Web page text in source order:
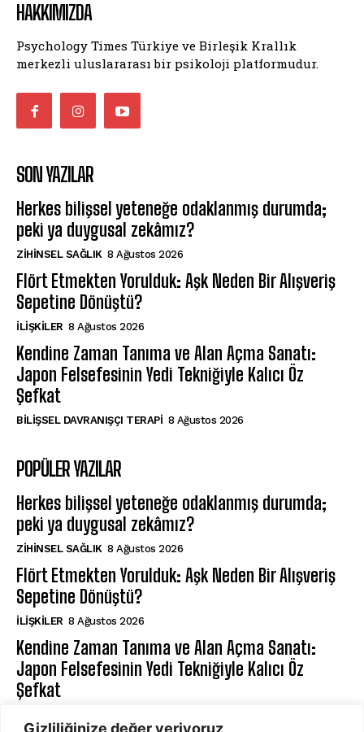
Gizliliğinize değer veriyoruz
HAKKIMIZDA
Psychology Times Türkiye ve Birleşik Krallık
merkezli uluslararası bir psikoloji platformudur.
SON YAZILAR
Herkes bilişsel yeteneğe odaklanmış durumda;
peki ya duygusal zekâmız?
ZIHINSEL SAĞLIK 8 Ağustos 2026
Flört Etmekten Yorulduk: Aşk Neden Bir Alışveriş
Sepetine Dönüştü?
İLIŞKILER 8 Ağustos 2026
Kendine Zaman Tanıma ve Alan Açma Sanatı:
Japon Felsefesinin Yedi Tekniğiyle Kalıcı Öz
Şefkat
BILIŞSEL DAVRANIŞÇI TERAPI 8 Ağustos 2026
POPÜLER YAZILAR
Herkes bilişsel yeteneğe odaklanmış durumda;
peki ya duygusal zekâmız?
ZIHINSEL SAĞLIK 8 Ağustos 2026
Flört Etmekten Yorulduk: Aşk Neden Bir Alışveriş
Sepetine Dönüştü?
İLIŞKILER 8 Ağustos 2026
Kendine Zaman Tanıma ve Alan Açma Sanatı:
Japon Felsefesinin Yedi Tekniğiyle Kalıcı Öz
Şefkat